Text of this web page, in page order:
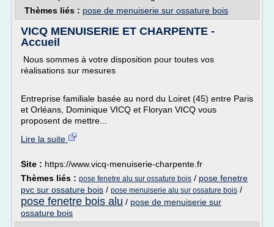
Thèmes liés : pose de menuiserie sur ossature bois
VICQ MENUISERIE ET CHARPENTE -
Accueil
Nous sommes à votre disposition pour toutes vos
réalisations sur mesures
Entreprise familiale basée au nord du Loiret (45) entre Paris
et Orléans, Dominique VICQ et Floryan VICQ vous
proposent de mettre...
Lire la suite
Site : https://www.vicq-menuiserie-charpente.fr
Thèmes liés : pose fenetre alu sur ossature bois / pose fenetre
pvc sur ossature bois / pose menuiserie alu sur ossature bois /
pose fenetre bois alu / pose de menuiserie sur
ossature bois